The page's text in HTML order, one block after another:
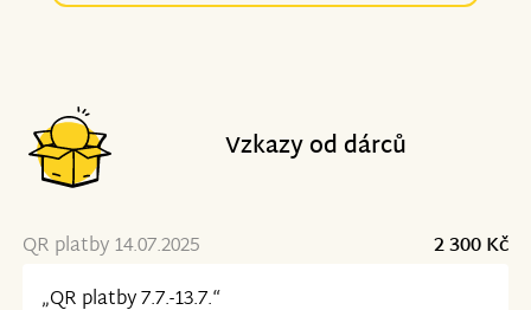
Vzkazy od dárců
QR platby 14.07.2025
2 300 Kč
„QR platby 7.7.-13.7.“